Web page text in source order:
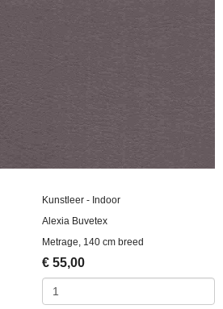
Kunstleer - Indoor
Alexia Buvetex
Metrage, 140 cm breed
€ 55,00